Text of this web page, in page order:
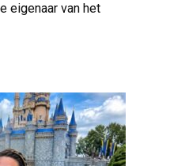
eigenaar van het